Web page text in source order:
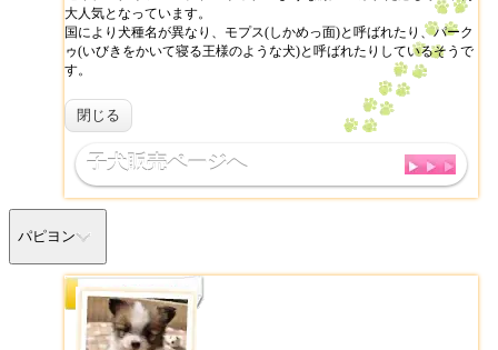
大人気となっています。
国により犬種名が異なり、モプス(しかめっ面)と呼ばれたり、パーク
ゥ(いびきをかいて寝る王様のような犬)と呼ばれたりしているそうで
す。
閉じる
子犬販売ページへ
パピヨン